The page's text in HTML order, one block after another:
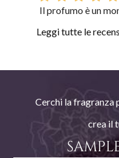
Il profumo è un
Leggi tutte le
Cerchi la fragranza
crea il